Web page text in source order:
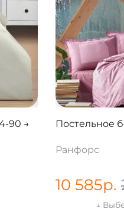
90 → Постельное
Ранфорс
10 585р.
↓